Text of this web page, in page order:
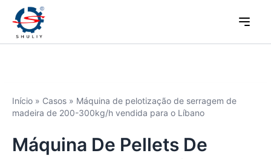
Início » Casos » Máquina de pelotização de serragem de
madeira de 200-300kg/h vendida para o Líbano
Máquina De Pellets De